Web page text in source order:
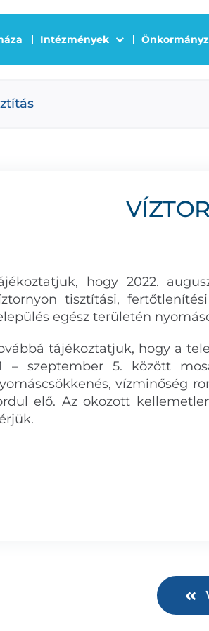
Intézmények
hogy 2022.
tisztítási,
egész területén
tájékoztatjuk, hogy a
– szeptember 5. között
vízminőség
elő. Az okozott